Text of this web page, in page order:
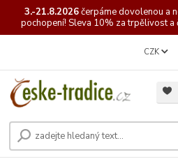
3.-21.8.2026čerpámedovolenou a
pochopení! Sleva 10% za trpělivost a
CZK